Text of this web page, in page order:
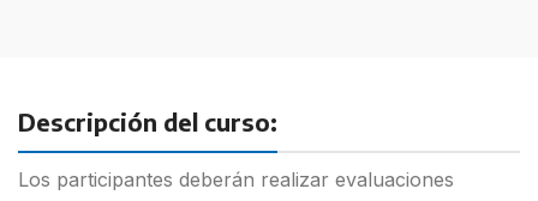
Descripción del curso:
Los participantes deberán realizar evaluaciones